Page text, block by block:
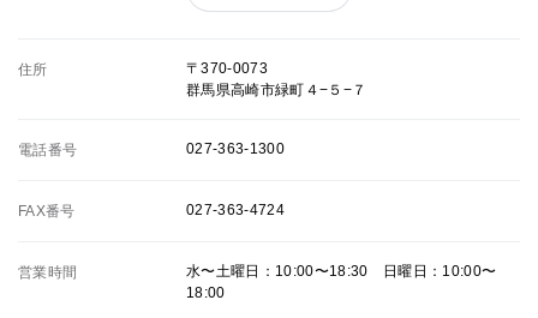
住所
〒370-0073
群馬県高崎市緑町４−５−７
電話番号 027-363-1300
FAX番号 027-363-4724
営業時間
水〜土曜日：10:00〜18:30 日曜日：10:00〜
18:00